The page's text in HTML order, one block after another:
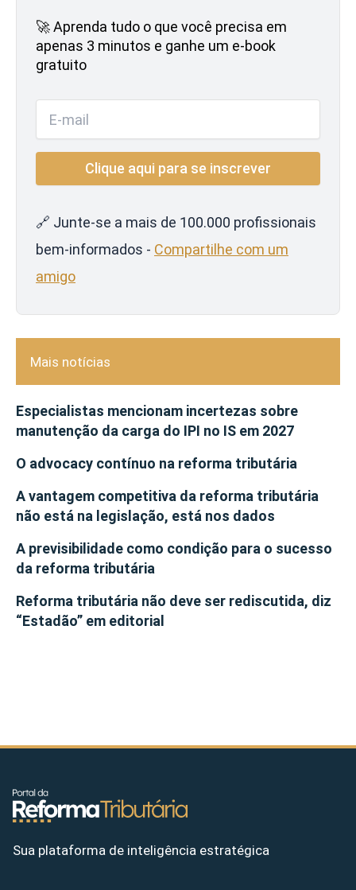
🚀 Aprenda tudo o que você precisa em
apenas 3 minutos e ganhe um e-book
gratuito
🔗 Junte-se a mais de 100.000 profissionais
bem-informados - Compartilhe com um
amigo
Mais notícias
Especialistas mencionam incertezas sobre
manutenção da carga do IPI no IS em 2027
O advocacy contínuo na reforma tributária
A vantagem competitiva da reforma tributária
não está na legislação, está nos dados
A previsibilidade como condição para o sucesso
da reforma tributária
Reforma tributária não deve ser rediscutida, diz
“Estadão” em editorial
Sua plataforma de inteligência estratégica